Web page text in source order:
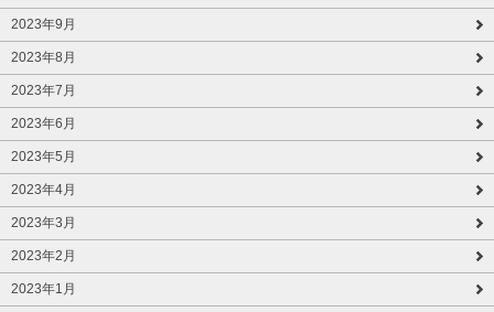
2023年9月
2023年8月
2023年7月
2023年6月
2023年5月
2023年4月
2023年3月
2023年2月
2023年1月